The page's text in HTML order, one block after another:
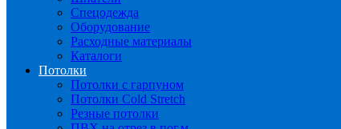
Спецодежда
Оборудование
Расходные материалы
Каталоги
Потолки
Потолки с гарпуном
Потолки Cold Stretch
Резные потолки